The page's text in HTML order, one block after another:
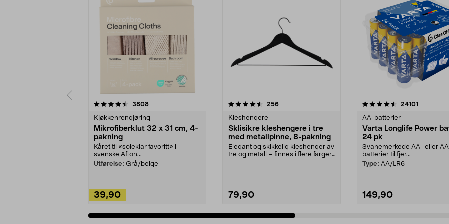
3808anmeldelser
Kjøkkenrengjøring
Mikrofiberklut 32 x 31 cm, 4-
pakning
Kåret til «soleklar favoritt» i
svenske Afton...
Utførelse: Grå/beige
39,90
4.5av 5 stjerner 256anmeldelser
Kleshengere
Sklisikre kleshengere i tre
med metallpinne, 8-pakning
Elegant og skikkelig kleshenger av
tre og metall – finnes i flere farger.
79,90
4.5av 5 stjerner 24101
AA-batterier
Varta Longlife Power
24 pk
Svanemerkede AA- eller
batterier til fjer...
Type: AA/LR6
149,90
4.5av 5 stjerner